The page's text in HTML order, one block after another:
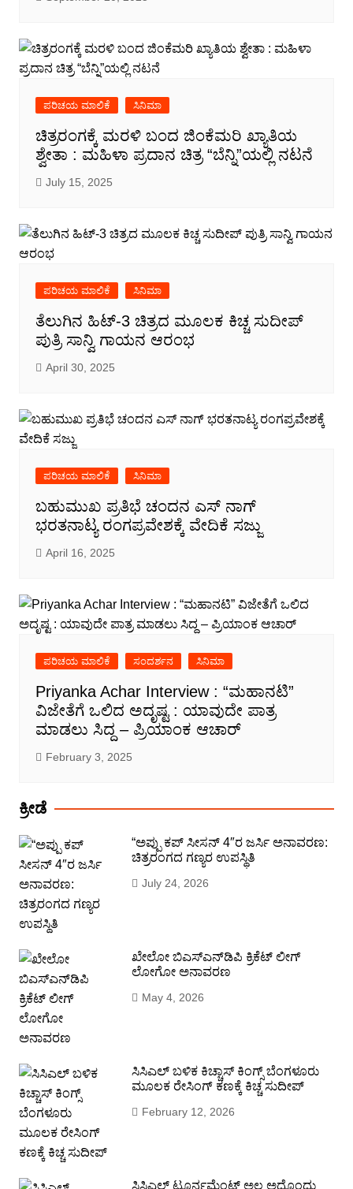
ಪರಿಚಯ ಮಾಲಿಕೆ ಸಿನಿಮಾ
ಚಿತ್ರರಂಗಕ್ಕೆ ಮರಳಿ ಬಂದ ಜಿಂಕೆಮರಿ ಖ್ಯಾತಿಯ
ಶ್ವೇತಾ : ಮಹಿಳಾ ಪ್ರದಾನ ಚಿತ್ರ “ಬೆನ್ನಿ”ಯಲ್ಲಿ ನಟನೆ
July 15, 2025
ಪರಿಚಯ ಮಾಲಿಕೆ ಸಿನಿಮಾ
ತೆಲುಗಿನ ಹಿಟ್-3 ಚಿತ್ರದ ಮೂಲಕ ಕಿಚ್ಚ ಸುದೀಪ್
ಪುತ್ರಿ ಸಾನ್ವಿ ಗಾಯನ ಆರಂಭ
April 30, 2025
ಪರಿಚಯ ಮಾಲಿಕೆ ಸಿನಿಮಾ
ಬಹುಮುಖ ಪ್ರತಿಭೆ ಚಂದನ ಎಸ್ ನಾಗ್
ಭರತನಾಟ್ಯ ರಂಗಪ್ರವೇಶಕ್ಕೆ ವೇದಿಕೆ ಸಜ್ಜು
April 16, 2025
ಪರಿಚಯ ಮಾಲಿಕೆ ಸಂದರ್ಶನ ಸಿನಿಮಾ
Priyanka Achar Interview : “ಮಹಾನಟಿ”
ವಿಜೇತೆಗೆ ಒಲಿದ ಅದೃಷ್ಟ : ಯಾವುದೇ ಪಾತ್ರ
ಮಾಡಲು ಸಿದ್ದ – ಪ್ರಿಯಾಂಕ ಆಚಾರ್
February 3, 2025
ಕ್ರೀಡೆ
“ಅಪ್ಪು ಕಪ್ ಸೀಸನ್ 4″ರ ಜರ್ಸಿ ಅನಾವರಣ:
ಚಿತ್ರರಂಗದ ಗಣ್ಯರ ಉಪಸ್ಥಿತಿ
July 24, 2026
ಖೇಲೋ ಬಿಎಸ್‍ಎನ್‍ಡಿಪಿ ಕ್ರಿಕೆಟ್ ಲೀಗ್
ಲೋಗೋ ಅನಾವರಣ
May 4, 2026
ಸಿಸಿಎಲ್ ಬಳಿಕ ಕಿಚ್ಚಾಸ್ ಕಿಂಗ್ಸ್ ಬೆಂಗಳೂರು
ಮೂಲಕ ರೇಸಿಂಗ್ ಕಣಕ್ಕೆ ಕಿಚ್ಚ ಸುದೀಪ್
February 12, 2026
ಸಿಸಿಎಲ್ ಟೂರ್ನಮೆಂಟ್ ಅಲ್ಲ ಅದೊಂದು